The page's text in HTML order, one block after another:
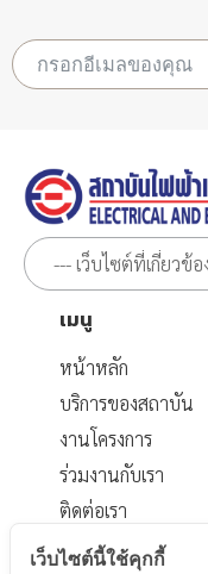
เมนู
หน้าหลัก
บริการของสถาบัน
งานโครงการ
ร่วมงานกับเรา
ติดต่อเรา
เอกสารที่เกี่ยวข้อง
เว็บไซต์นี้ใช้คุกกี้